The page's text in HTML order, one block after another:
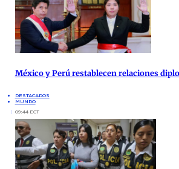
México y Perú restablecen relaciones
DESTACADOS
MUNDO
09:44 ECT